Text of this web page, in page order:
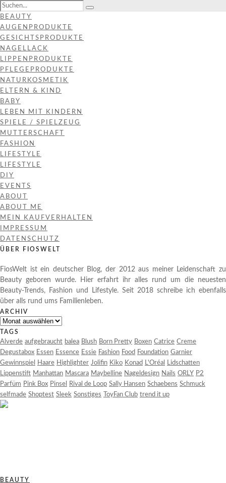
BEAUTY
AUGENPRODUKTE
GESICHTSPRODUKTE
NAGELLACK
LIPPENPRODUKTE
PFLEGEPRODUKTE
NATURKOSMETIK
ELTERN & KIND
BABY
LEBEN MIT KINDERN
SPIELE / SPIELZEUG
MUTTERSCHAFT
FASHION
LIFESTYLE
LIFESTYLE
DIY
EVENTS
ABOUT
ABOUT ME
MEIN KAUFVERHALTEN
IMPRESSUM
DATENSCHUTZ
ÜBER FIOSWELT
FiosWelt ist ein deutscher Blog, der 2012 aus meiner Leidenschaft zu
Beauty geboren wurde. Hier erfahrt ihr alles rund um die neuesten
Beauty-Trends, Fashion und Lifestyle. Seit 2018 schreibe ich ebenfalls
über alls rund ums Familienleben.
ARCHIV
Archiv
TAGS
Alverde aufgebraucht balea Blush Born Pretty Boxen Catrice Creme
Degustabox Essen Essence Essie Fashion Food Foundation Garnier
Gewinnspiel
Haare Highlighter Jolifin Kiko Konad L'Oréal
Lidschatten
Lippenstift Manhattan Mascara Maybelline Nageldesign Nails ORLY P2
Parfüm Pink Box Pinsel Rival de Loop Sally Hansen Schaebens Schmuck
selfmade Shoptest Sleek Sonstiges ToyFan Club trend it up
BEAUTY